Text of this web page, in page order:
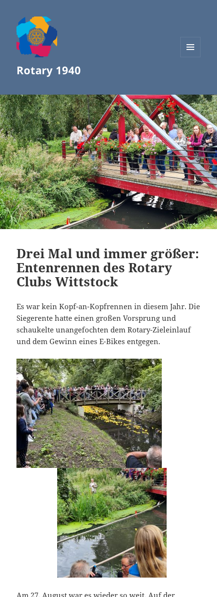
Rotary 1940
Drei Mal und immer größer:
Entenrennen des Rotary
Clubs Wittstock
Es war kein Kopf-an-Kopfrennen in diesem Jahr. Die
Siegerente hatte einen großen Vorsprung und
schaukelte unangefochten dem Rotary-Zieleinlauf
und dem Gewinn eines E-Bikes entgegen.
Am 27. August war es wieder so weit. Auf der